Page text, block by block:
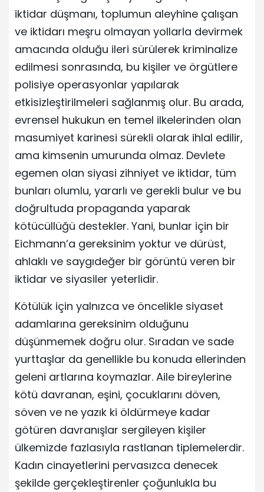
iktidar düşmanı, toplumun aleyhine çalışan
ve iktidarı meşru olmayan yollarla devirmek
amacında olduğu ileri sürülerek kriminalize
edilmesi sonrasında, bu kişiler ve örgütlere
polisiye operasyonlar yapılarak
etkisizleştirilmeleri sağlanmış olur. Bu arada,
evrensel hukukun en temel ilkelerinden olan
masumiyet karinesi sürekli olarak ihlal edilir,
ama kimsenin umurunda olmaz. Devlete
egemen olan siyasi zihniyet ve iktidar, tüm
bunları olumlu, yararlı ve gerekli bulur ve bu
doğrultuda propaganda yaparak
kötücüllüğü destekler. Yani, bunlar için bir
Eichmann’a gereksinim yoktur ve dürüst,
ahlaklı ve saygıdeğer bir görüntü veren bir
iktidar ve siyasiler yeterlidir.
Kötülük için yalnızca ve öncelikle siyaset
adamlarına gereksinim olduğunu
düşünmemek doğru olur. Sıradan ve sade
yurttaşlar da genellikle bu konuda ellerinden
geleni artlarına koymazlar. Aile bireylerine
kötü davranan, eşini, çocuklarını döven,
söven ve ne yazık ki öldürmeye kadar
götüren davranışlar sergileyen kişiler
ülkemizde fazlasıyla rastlanan tiplemelerdir.
Kadın cinayetlerini pervasızca denecek
şekilde gerçekleştirenler çoğunlukla bu